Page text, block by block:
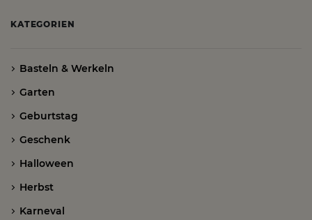
KATEGORIEN
Basteln & Werkeln
Garten
Geburtstag
Geschenk
Halloween
Herbst
Karneval